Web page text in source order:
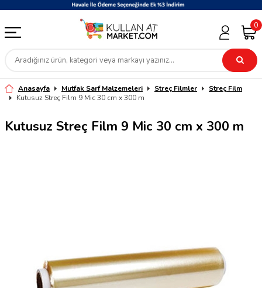
0
Anasayfa Mutfak Sarf Malzemeleri Streç Filmler
Streç Film
Kutusuz Streç Film 9 Mic 30 cm x 300 m
Kutusuz Streç Film 9 Mic 30 cm x 300 m